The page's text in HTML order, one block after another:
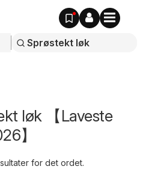
løk 【Laveste
】
for det ordet.